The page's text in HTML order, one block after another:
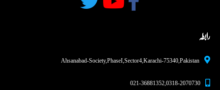
رابطہ
Ahsanabad-Society, Phase I, Sector 4, Karachi - 75340,Pakistan
0318-2070730 , 021-36881352